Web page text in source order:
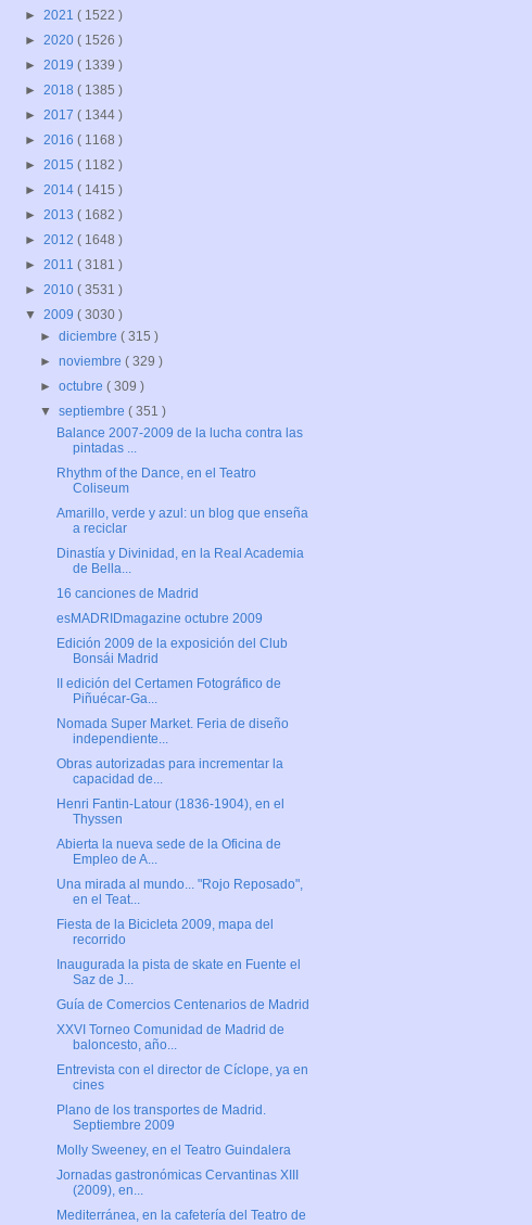
► 2021 ( 1522 )
► 2020 ( 1526 )
► 2019 ( 1339 )
► 2018 ( 1385 )
► 2017 ( 1344 )
► 2016 ( 1168 )
► 2015 ( 1182 )
► 2014 ( 1415 )
► 2013 ( 1682 )
► 2012 ( 1648 )
► 2011 ( 3181 )
► 2010 ( 3531 )
▼ 2009 ( 3030 )
►diciembre( 315 )
►noviembre( 329 )
►octubre( 309 )
▼septiembre( 351 )
Balance 2007-2009 de la lucha contra las
pintadas ...
Rhythm of the Dance, en el Teatro
Coliseum
Amarillo, verde y azul: un blog que enseña
a reciclar
Dinastía y Divinidad, en la Real Academia
de Bella...
16 canciones de Madrid
esMADRIDmagazine octubre 2009
Edición 2009 de la exposición del Club
Bonsái Madrid
II edición del Certamen Fotográfico de
Piñuécar-Ga...
Nomada Super Market. Feria de diseño
independiente...
Obras autorizadas para incrementar la
capacidad de...
Henri Fantin-Latour (1836-1904), en el
Thyssen
Abierta la nueva sede de la Oficina de
Empleo de A...
Una mirada al mundo... "Rojo Reposado",
en el Teat...
Fiesta de la Bicicleta 2009, mapa del
recorrido
Inaugurada la pista de skate en Fuente el
Saz de J...
Guía de Comercios Centenarios de Madrid
XXVI Torneo Comunidad de Madrid de
baloncesto, año...
Entrevista con el director de Cíclope, ya en
cines
Plano de los transportes de Madrid.
Septiembre 2009
Molly Sweeney, en el Teatro Guindalera
Jornadas gastronómicas Cervantinas XIII
(2009), en...
Mediterránea, en la cafetería del Teatro de